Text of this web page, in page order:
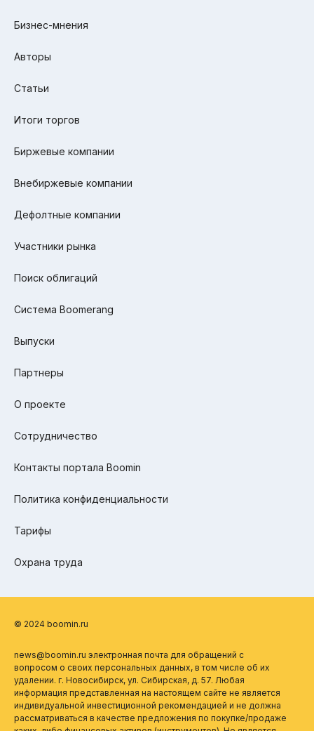
Бизнес-мнения
Авторы
Статьи
Итоги торгов
Биржевые компании
Внебиржевые компании
Дефолтные компании
Участники рынка
Поиск облигаций
Система Boomerang
Выпуски
Партнеры
О проекте
Сотрудничество
Контакты портала Boomin
Политика конфиденциальности
Тарифы
Охрана труда
© 2024 boomin.ru
news@boomin.ru электронная почта для обращений с
вопросом о своих персональных данных, в том числе об их
удалении. г. Новосибирск, ул. Сибирская, д. 57. Любая
информация представленная на настоящем сайте не является
индивидуальной инвестиционной рекомендацией и не должна
рассматриваться в качестве предложения по покупке/продаже